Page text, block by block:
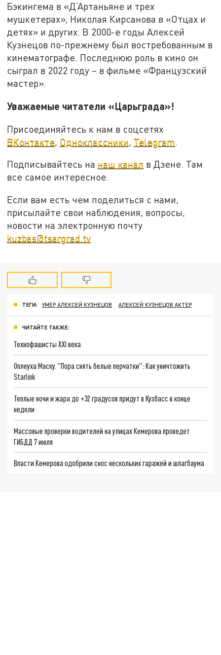
Бэкингема в «Д’Артаньяне и трех
мушкетерах», Николая Кирсанова в «Отцах и
детях» и других. В 2000-е годы Алексей
Кузнецов по-прежнему был востребованным в
кинематографе. Последнюю роль в кино он
сыграл в 2022 году – в фильме «Французский
мастер».
Уважаемые читатели «Царьграда»!
Присоединяйтесь к нам в соцсетях
ВКонтакте, Одноклассники, Telegram.
Подписывайтесь на наш канал в Дзене. Там
все самое интересное.
Если вам есть чем поделиться с нами,
присылайте свои наблюдения, вопросы,
новости на электронную почту
kuzbas@tsargrad.tv
ТЕГИ: УМЕР АЛЕКСЕЙ КУЗНЕЦОВ АЛЕКСЕЙ КУЗНЕЦОВ АКТЕР
ЧИТАЙТЕ ТАКЖЕ:
Технофашисты XXI века
Оплеуха Маску. "Пора снять белые перчатки": Как уничтожить
Starlink
Теплые ночи и жара до +32 градусов придут в Кузбасс в конце
недели
Массовые проверки водителей на улицах Кемерова проведет
ГИБДД 7 июля
Власти Кемерова одобрили снос нескольких гаражей и шлагбаума